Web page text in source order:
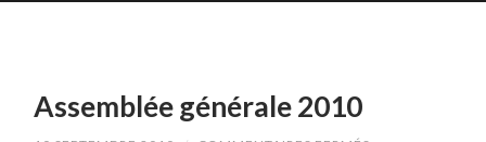
Assemblée générale 2010